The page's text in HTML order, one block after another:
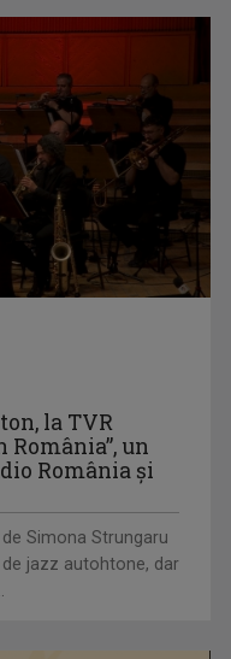
la TVR
România”, un
România şi
Simona Strungaru
jazz autohtone, dar